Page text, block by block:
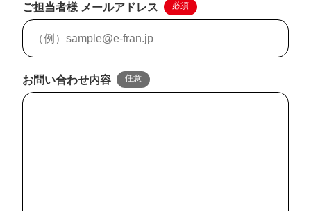
ご担当者様 メールアドレス 必須
お問い合わせ内容 任意